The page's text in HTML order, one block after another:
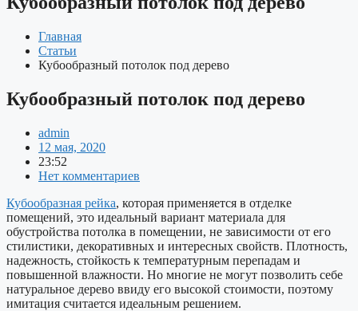
Главная
Статьи
Кубообразный потолок под дерево
Кубообразный потолок под дерево
admin
12 мая, 2020
23:52
Нет комментариев
Кубообразная рейка, которая применяется в отделке
помещений, это идеальный вариант материала для
обустройства потолка в помещении, не зависимости от его
стилистики, декоративных и интересных свойств. Плотность,
надежность, стойкость к температурным перепадам и
повышенной влажности. Но многие не могут позволить себе
натуральное дерево ввиду его высокой стоимости, поэтому
имитация считается идеальным решением.